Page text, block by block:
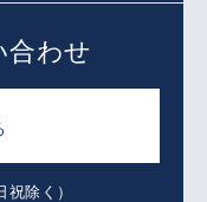
合わせ
除く）